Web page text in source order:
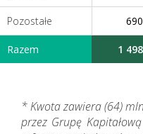
Pozostałe 690
Razem 1 498
* Kwota zawiera (64)
przez Grupę